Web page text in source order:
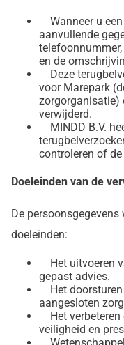
Wanneer u
aanvullende
en de
Deze
voor Marepark
zorgorganisatie)
verwijderd.
MINDD B.V.
controleren of
Doeleinden van de
De
doeleinden:
Het uitvoeren
gepast advies.
Het doorsturen
aangesloten
Het verbeteren
veiligheid en